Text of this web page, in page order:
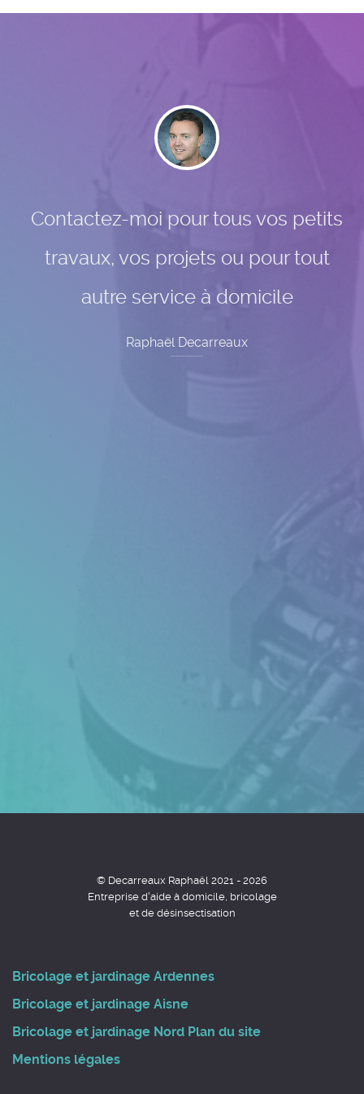
Contactez-moi pour tous vos petits
travaux, vos projets ou pour tout
autre service à domicile
Raphaël Decarreaux
© Decarreaux Raphaël 2021 - 2026
Entreprise d'aide à domicile, bricolage
et de désinsectisation
Bricolage et jardinage Ardennes
Bricolage et jardinage Aisne
Bricolage et jardinage Nord Plan du site
Mentions légales